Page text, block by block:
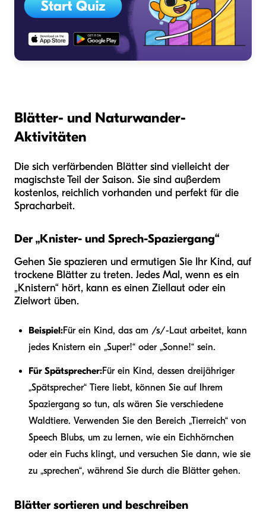
Blätter- und Naturwander-
Aktivitäten
Die sich verfärbenden Blätter sind vielleicht der
magischste Teil der Saison. Sie sind außerdem
kostenlos, reichlich vorhanden und perfekt für die
Spracharbeit.
Der „Knister- und Sprech-Spaziergang“
Gehen Sie spazieren und ermutigen Sie Ihr Kind, auf
trockene Blätter zu treten. Jedes Mal, wenn es ein
„Knistern“ hört, kann es einen Ziellaut oder ein
Zielwort üben.
Beispiel:Für ein Kind, das am /s/-Laut arbeitet, kann
jedes Knistern ein „Super!“ oder „Sonne!“ sein.
Für Spätsprecher:Für ein Kind, dessen dreijähriger
„Spätsprecher“ Tiere liebt, können Sie auf Ihrem
Spaziergang so tun, als wären Sie verschiedene
Waldtiere. Verwenden Sie den Bereich „Tierreich“ von
Speech Blubs, um zu lernen, wie ein Eichhörnchen
oder ein Fuchs klingt, und versuchen Sie dann, wie sie
zu „sprechen“, während Sie durch die Blätter gehen.
Blätter sortieren und beschreiben